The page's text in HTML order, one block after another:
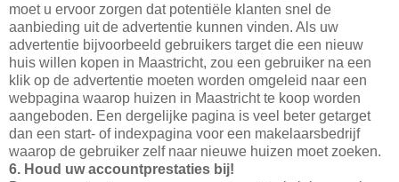
moet u ervoor zorgen dat potentiële klanten snel de
aanbieding uit de advertentie kunnen vinden. Als uw
advertentie bijvoorbeeld gebruikers target die een nieuw
huis willen kopen in Maastricht, zou een gebruiker na een
klik op de advertentie moeten worden omgeleid naar een
webpagina waarop huizen in Maastricht te koop worden
aangeboden. Een dergelijke pagina is veel beter getarget
dan een start- of indexpagina voor een makelaarsbedrijf
waarop de gebruiker zelf naar nieuwe huizen moet zoeken.
6. Houd uw accountprestaties bij!